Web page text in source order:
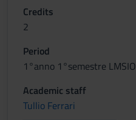
Credits
2
Period
1°anno 1°semestre LMSIO
Academic staff
Tullio Ferrari